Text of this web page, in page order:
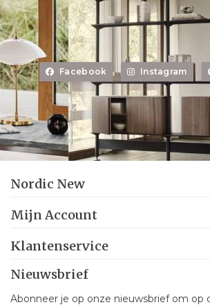
Facebook Instagram
Nordic New
Mijn Account
Klantenservice
Nieuwsbrief
Abonneer je op onze nieuwsbrief om op